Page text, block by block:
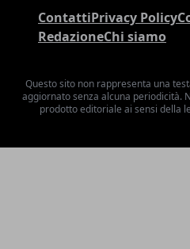
ContattiPrivacy Policy
RedazioneChi siamo
Questo sito non rappresenta una
aggiornato senza alcuna periodicità.
prodotto editoriale ai sensi della